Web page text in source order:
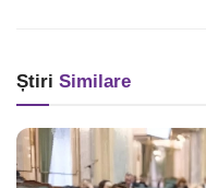
Știri Similare